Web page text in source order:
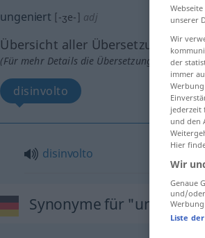
ungeniert [-ʒe-] adj
Übersicht aller Übersetzungen
(Für mehr Details die Übersetzung anklicken/
disinvolto
disinvolto
Synonyme für
unserer
Wir
der
immer
jederzeit
und den
Hier
Wir
Genaue
und/
Liste